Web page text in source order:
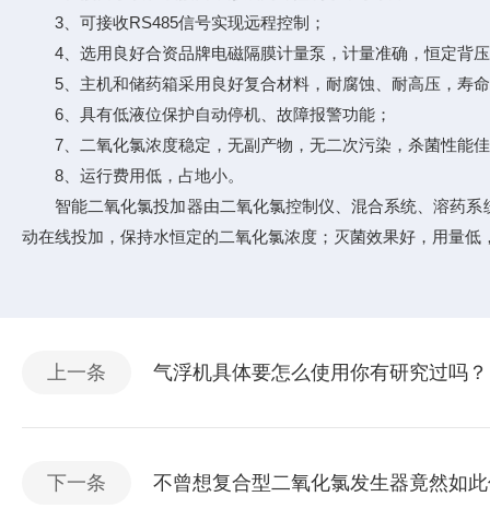
3、可接收RS485信号实现远程控制；
4、选用良好合资品牌电磁隔膜计量泵，计量准确，恒定背
5、主机和储药箱采用良好复合材料，耐腐蚀、耐高压，寿
6、具有低液位保护自动停机、故障报警功能；
7、二氧化氯浓度稳定，无副产物，无二次污染，杀菌性能
8、运行费用低，占地小。
智能二氧化氯投加器由二氧化氯控制仪、混合系统、溶药系
动在线投加，保持水恒定的二氧化氯浓度；灭菌效果好，用量
上一条 气浮机具体要怎么使用你有研究过吗？
下一条 不曾想复合型二氧化氯发生器竟然如